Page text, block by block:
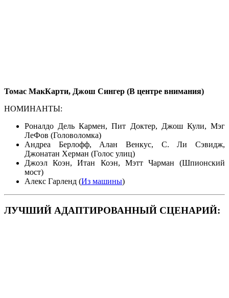
Томас МакКарти, Джош Сингер (В центре внимания)
НОМИНАНТЫ:
Роналдо Дель Кармен, Пит Доктер, Джош Кули, Мэг
ЛеФов (Головоломка)
Андреа Берлофф, Алан Венкус, С. Ли Сэвидж,
Джонатан Херман (Голос улиц)
Джоэл Коэн, Итан Коэн, Мэтт Чарман (Шпионский
мост)
Алекс Гарленд (Из машины)
ЛУЧШИЙ АДАПТИРОВАННЫЙ СЦЕНАРИЙ: